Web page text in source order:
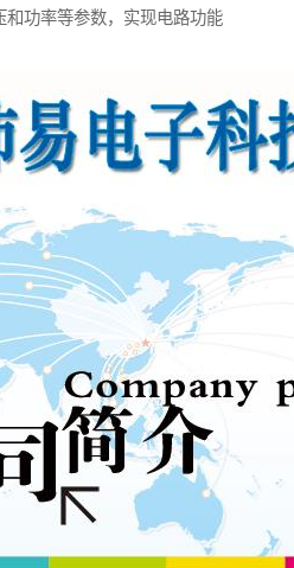
功率等参数，实现电路功能